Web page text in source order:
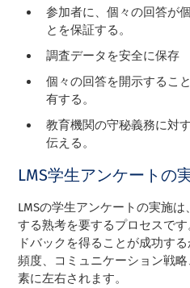
参加者に、個々の回答が
とを保証する。
調査データを安全に保存
個々の回答を開示するこ
有する。
教育機関の守秘義務に対
伝える。
LMS学生アンケートの
LMSの学生アンケートの実施
する熟考を要するプロセスで
ドバックを得ることが成功す
頻度、コミュニケーション戦
素に左右されます。